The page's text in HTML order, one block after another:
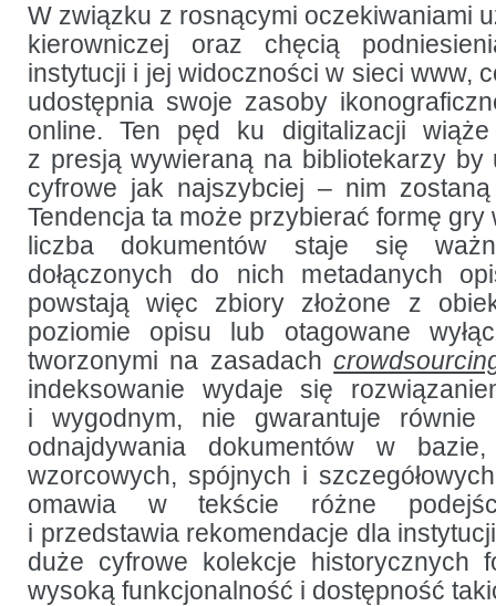
fotografii:
konlikt
ilości
i jakości
W związku z rosnącymi oczekiwaniami
kierowniczej oraz chęcią
instytucji i jej widoczności w sieci www,
udostępnia swoje zasoby
online. Ten pęd ku digitalizacji
z presją wywieraną na bibliotekarzy by
cyfrowe jak najszybciej – nim zostaną
Tendencja ta może przybierać formę gry
liczba dokumentów staje się
dołączonych do nich metadanych
powstają więc zbiory złożone z
poziomie opisu lub otagowane
tworzonymi na zasadach
indeksowanie wydaje się
i wygodnym, nie gwarantuje równie
odnajdywania dokumentów w
wzorcowych, spójnych i
omawia w tekście różne
i przedstawia rekomendacje dla
duże cyfrowe kolekcje historycznych
wysoką funkcjonalność i dostępność